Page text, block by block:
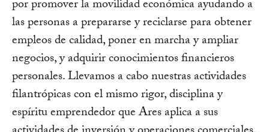
por promover la movilidad económica ayudando a
las personas a prepararse y reciclarse para obtener
empleos de calidad, poner en marcha y ampliar
negocios, y adquirir conocimientos financieros
personales. Llevamos a cabo nuestras actividades
filantrópicas con el mismo rigor, disciplina y
espíritu emprendedor que Ares aplica a sus